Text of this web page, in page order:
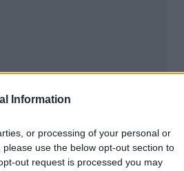
Information
or processing of your personal or
use the below opt-out section to
out request is processed you may